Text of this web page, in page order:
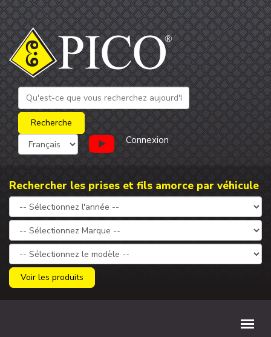
Connexion
Rechercher les prises et fils amorce par véhicule
Voir les produits